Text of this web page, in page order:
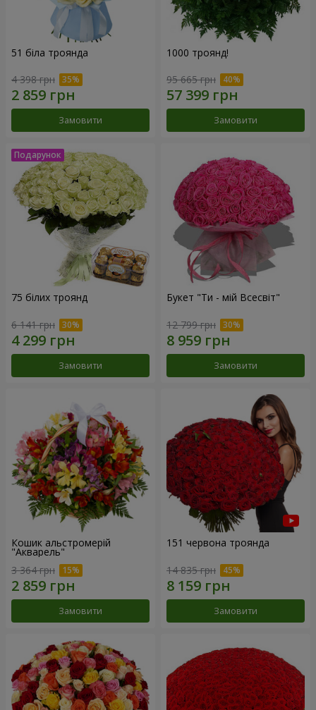
51 біла троянда
4 398 грн
Замовити
1000 троянд!
95 665 грн
Замовити
75 білих троянд
6 141 грн
Замовити
Букет "Ти - мій Всесвіт"
12 799 грн
Замовити
Кошик альстромерій
"Акварель"
3 364 грн
Замовити
151 червона троянда
14 835 грн
Замовити